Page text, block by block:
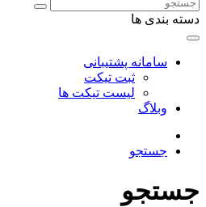
دسته بندی ها
سامانه پشتیبانی
ثبت تیکت
لیست تیکت ها
وبلاگ
جستجو
جستجو